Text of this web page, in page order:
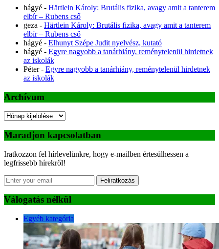
hágyé - Härtlein Károly: Brutális fizika, avagy amit a tanterem
elbír – Rubens cső
geza - Härtlein Károly: Brutális fizika, avagy amit a tanterem
elbír – Rubens cső
hágyé - Elhunyt Szépe Judit nyelvész, kutató
hágyé - Egyre nagyobb a tanárhiány, reménytelenül hirdetnek
az iskolák
Péter- Egyre nagyobb a tanárhiány, reménytelenül hirdetnek
az iskolák
Archívum
Archívum
Maradjon kapcsolatban
Iratkozzon fel hírlevelünkre, hogy e-mailben értesülhessen a
legfrissebb hírekről!
Feliratkozás
Válogatás nélkül
Egyéb kategória